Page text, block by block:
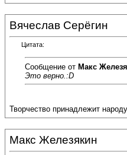
Вячеслав Серёгин
Цитата:
Сообщение от Макс
Это верно.:D
Творчество принадлежит
Макс Железякин